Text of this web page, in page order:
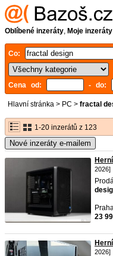
Oblíbené inzeráty, Moje inzeráty
Co:
Cena od:
- do:
Hlavní stránka > PC > fractal
1-20 inzerátů z 123
Nové inzeráty e-mailem
2026]
23
2026]